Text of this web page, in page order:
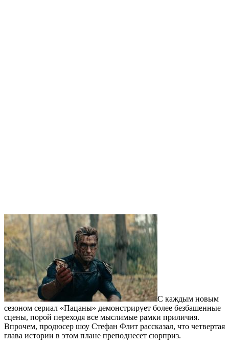
С каждым новым
сезоном сериал «Пацаны» демонстрирует более безбашенные
сцены, порой переходя все мыслимые рамки приличия.
Впрочем, продюсер шоу Стефан Флит рассказал, что четвертая
глава истории в этом плане преподнесет сюрприз.